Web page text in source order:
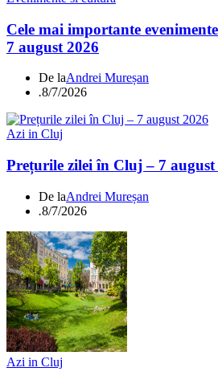
Cele mai importante
7 august 2026
De laAndrei Mureșan
.8/7/2026
Azi in Cluj
Prețurile zilei în Cluj – 7 august
De laAndrei Mureșan
.8/7/2026
Azi in Cluj